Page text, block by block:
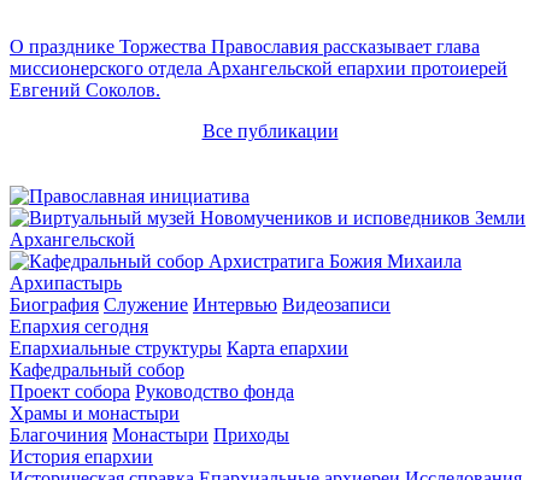
О празднике Торжества Православия рассказывает глава
миссионерского отдела Архангельской епархии протоиерей
Евгений Соколов.
Все публикации
Архипастырь
Биография Служение Интервью Видеозаписи
Епархия сегодня
Епархиальные структуры Карта епархии
Кафедральный собор
Проект собора Руководство фонда
Храмы и монастыри
Благочиния Монастыри Приходы
История епархии